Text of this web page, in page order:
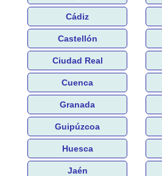
Cádiz
Castellón
Ciudad Real
Cuenca
Granada
Guipúzcoa
Huesca
Jaén